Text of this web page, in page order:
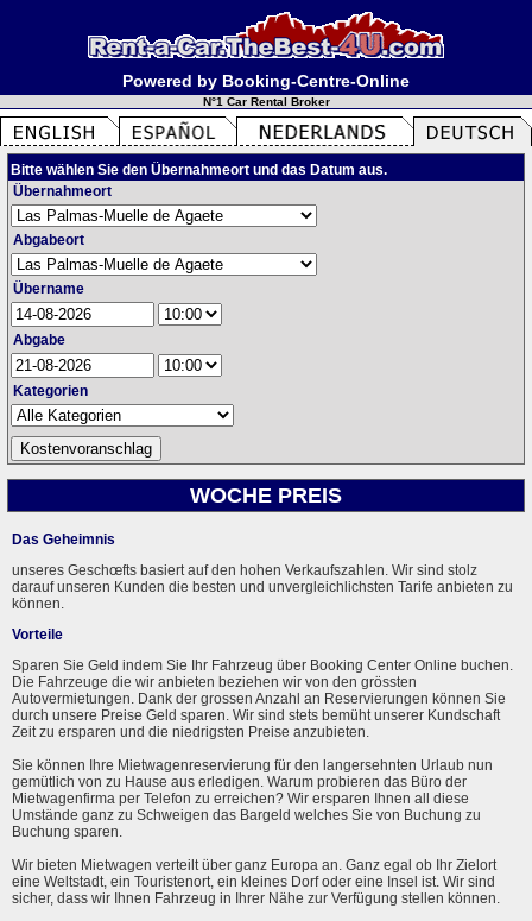
Powered by Booking-Centre-Online
N°1 Car Rental Broker
Bitte wählen Sie den Übernahmeort und das Datum aus.
Übernahmeort
Abgabeort
Übername
Abgabe
Kategorien
WOCHE PREIS
Das Geheimnis
unseres Geschœfts basiert auf den hohen Verkaufszahlen. Wir sind stolz
darauf unseren Kunden die besten und unvergleichlichsten Tarife anbieten zu
können.
Vorteile
Sparen Sie Geld indem Sie Ihr Fahrzeug über Booking Center Online buchen.
Die Fahrzeuge die wir anbieten beziehen wir von den grössten
Autovermietungen. Dank der grossen Anzahl an Reservierungen können Sie
durch unsere Preise Geld sparen. Wir sind stets bemüht unserer Kundschaft
Zeit zu ersparen und die niedrigsten Preise anzubieten.
Sie können Ihre Mietwagenreservierung für den langersehnten Urlaub nun
gemütlich von zu Hause aus erledigen. Warum probieren das Büro der
Mietwagenfirma per Telefon zu erreichen? Wir ersparen Ihnen all diese
Umstände ganz zu Schweigen das Bargeld welches Sie von Buchung zu
Buchung sparen.
Wir bieten Mietwagen verteilt über ganz Europa an. Ganz egal ob Ihr Zielort
eine Weltstadt, ein Touristenort, ein kleines Dorf oder eine Insel ist. Wir sind
sicher, dass wir Ihnen Fahrzeug in Ihrer Nähe zur Verfügung stellen können.